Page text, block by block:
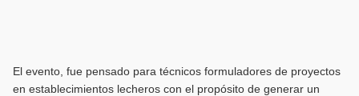
El evento, fue pensado para técnicos formuladores de proyectos
en establecimientos lecheros con el propósito de generar un